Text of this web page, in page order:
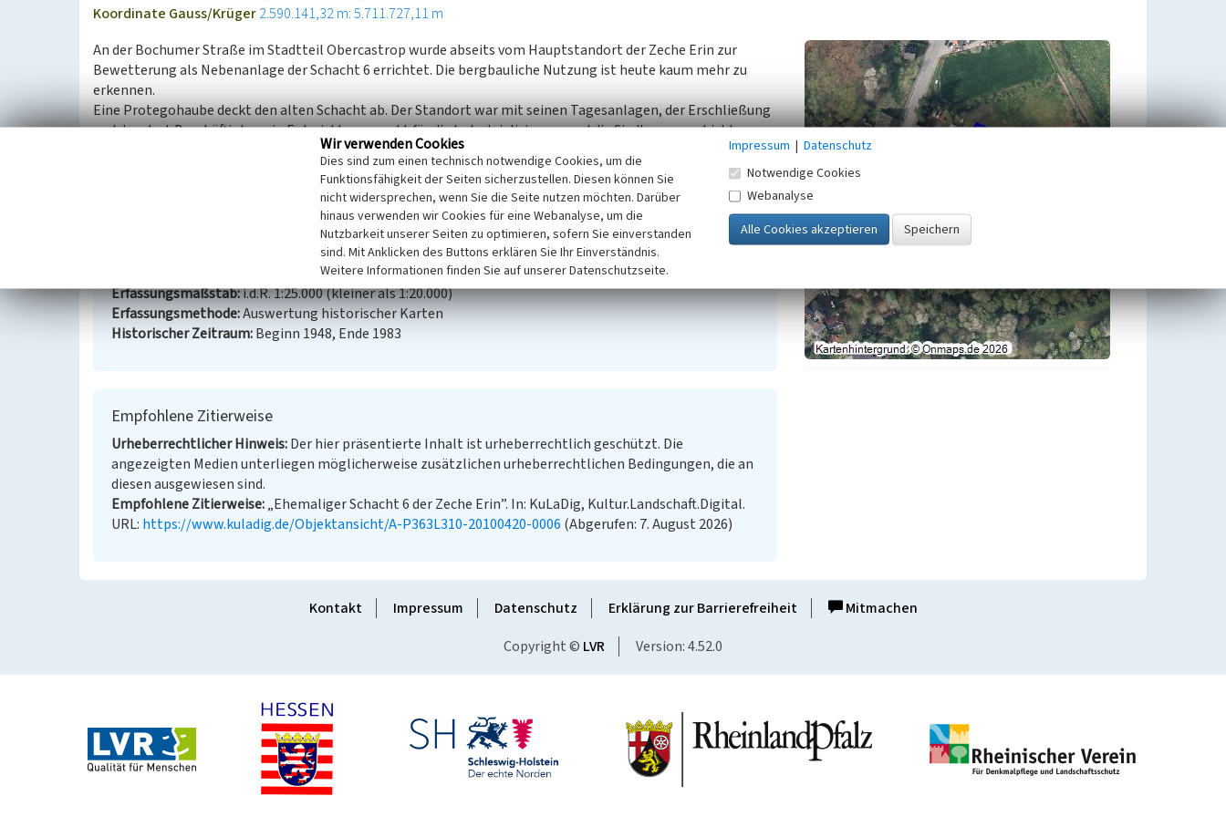
Koordinate Gauss/Krüger2.590.141,32 m: 5.711.727,11 m
An der Bochumer Straße im Stadtteil Obercastrop wurde abseits vom Hauptstandort der Zeche Erin zur
Bewetterung als Nebenanlage der Schacht 6 errichtet. Die bergbauliche Nutzung ist heute kaum mehr zu
erkennen.
Eine Protegohaube deckt den alten Schacht ab. Der Standort war mit seinen Tagesanlagen, der Erschließung
und den dort Beschäftigten ein Entwicklungspunkt für die Industrialisierung und die Siedlungsgeschichte.
(LWL-Amt für Landschafts- und Baukultur, 2010)
Ehemaliger Schacht 6 der Zeche Erin
Kulturlandschaftspflege
Erfassungsmaßstab i.d.R. 1:25.000 (kleiner als 1:20.000)
Erfassungsmethode Auswertung historischer Karten
Historischer Zeitraum Beginn 1948, Ende 1983
Empfohlene Zitierweise
Urheberrechtlicher Hinweis Der hier präsentierte Inhalt ist urheberrechtlich geschützt. Die
angezeigten Medien unterliegen möglicherweise zusätzlichen urheberrechtlichen Bedingungen, die an
diesen ausgewiesen sind.
Empfohlene Zitierweise „Ehemaliger Schacht 6 der Zeche Erin”. In: KuLaDig, Kultur.Landschaft.Digital.
URL: https://www.kuladig.de/Objektansicht/A-P363L310-20100420-0006 (Abgerufen: 7. August 2026)
Kontakt Impressum Datenschutz Erklärung zur Barrierefreiheit
Mitmachen
Copyright © LVR Version: 4.52.0
Wir verwenden Cookies
Dies sind zum einen technisch notwendige Cookies, um die
Funktionsfähigkeit der Seiten sicherzustellen. Diesen können Sie
nicht widersprechen, wenn Sie die Seite nutzen möchten. Darüber
hinaus verwenden wir Cookies für eine Webanalyse, um die
Nutzbarkeit unserer Seiten zu optimieren, sofern Sie einverstanden
sind. Mit Anklicken des Buttons erklären Sie Ihr Einverständnis.
Weitere Informationen finden Sie auf unserer Datenschutzseite.
Impressum | Datenschutz
Notwendige Cookies
Webanalyse